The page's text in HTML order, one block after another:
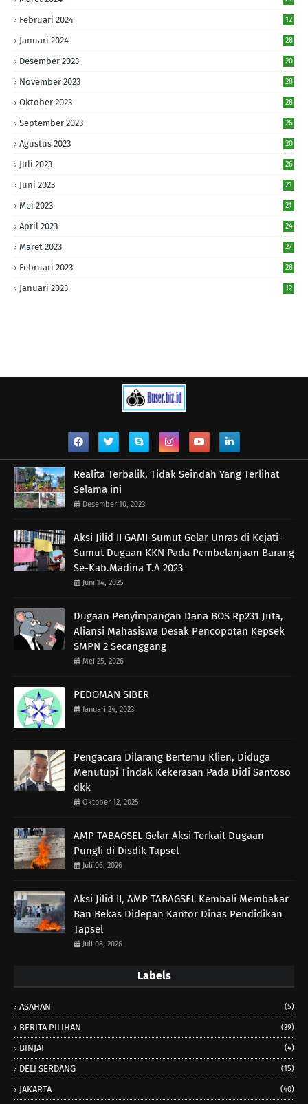
Februari 2024 12
Januari 2024 28
Desember 2023 20
November 2023 28
Oktober 2023 28
September 2023 26
Agustus 2023 20
Juli 2023 26
Juni 2023 21
Mei 2023 21
April 2023 24
Maret 2023 27
Februari 2023 28
Januari 2023 12
Realita Terbalik, Tidak Seindah Yang Terlihat
Selama ini
Desember 10, 2023
Aksi Jilid II GAMI-Sumut Gelar Unras di Kejati-
Sumut Dugaan KKN Pada Pembelanjaan Barang
Se-Kab.Madina T.A 2023
Juni 14, 2025
Dugaan Penyimpangan Dana BOS Rp231 Juta,
Aliansi Mahasiswa Desak Pencopotan Kepsek
SMPN 2 Secanggang
Mei 25, 2026
PEDOMAN SIBER
Januari 24, 2023
Pengacara Dilarang Bertemu Klien, Diduga
Menutupi Tindak Kekerasan Pada Didi Santoso
dkk
Oktober 12, 2025
AMP TABAGSEL Gelar Aksi Terkait Dugaan
Pungli di Disdik Tapsel
Juli 06, 2026
Aksi Jilid II, AMP TABAGSEL Kembali Membakar
Ban Bekas Didepan Kantor Dinas Pendidikan
Tapsel
Juli 08, 2026
Labels
ASAHAN (5)
BERITA PILIHAN (39)
BINJAI (4)
DELI SERDANG (15)
JAKARTA (40)